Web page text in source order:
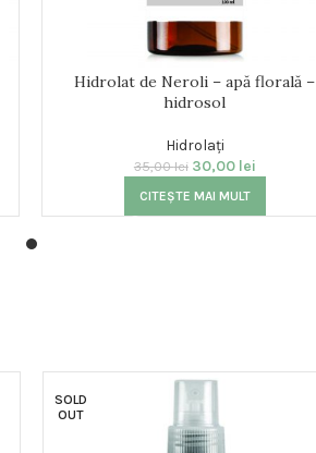
Hidrolat de Neroli – apă florală –
hidrosol
Hidrolați
35,00lei 30,00 lei
CITEȘTE MAI MULT
SOLD
OUT